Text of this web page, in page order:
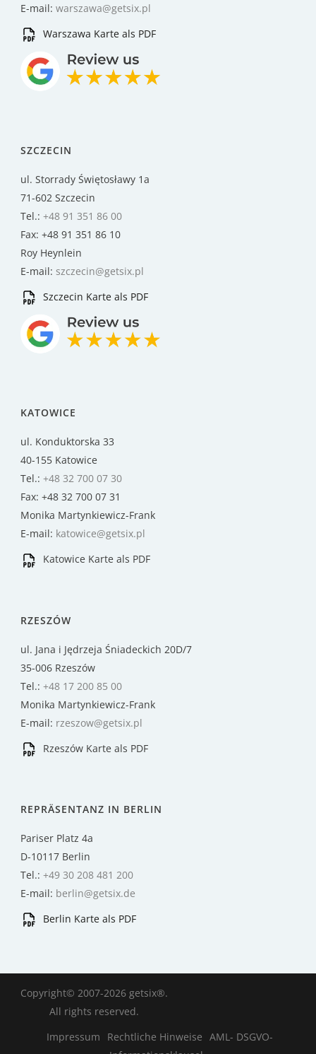
E-mail: warszawa@getsix.pl
Warszawa Karte als PDF
SZCZECIN
ul. Storrady Świętosławy 1a
71-602 Szczecin
Tel.: +48 91 351 86 00
Fax: +48 91 351 86 10
Roy Heynlein
E-mail: szczecin@getsix.pl
Szczecin Karte als PDF
KATOWICE
ul. Konduktorska 33
40-155 Katowice
Tel.: +48 32 700 07 30
Fax: +48 32 700 07 31
Monika Martynkiewicz-Frank
E-mail: katowice@getsix.pl
Katowice Karte als PDF
RZESZÓW
ul. Jana i Jędrzeja Śniadeckich 20D/7
35-006 Rzeszów
Tel.: +48 17 200 85 00
Monika Martynkiewicz-Frank
E-mail: rzeszow@getsix.pl
Rzeszów Karte als PDF
REPRÄSENTANZ IN BERLIN
Pariser Platz 4a
D-10117 Berlin
Tel.: +49 30 208 481 200
E-mail: berlin@getsix.de
Berlin Karte als PDF
Copyright© 2007-2026 getsix®.
All rights reserved.
Impressum
Rechtliche Hinweise AML- DSGVO-